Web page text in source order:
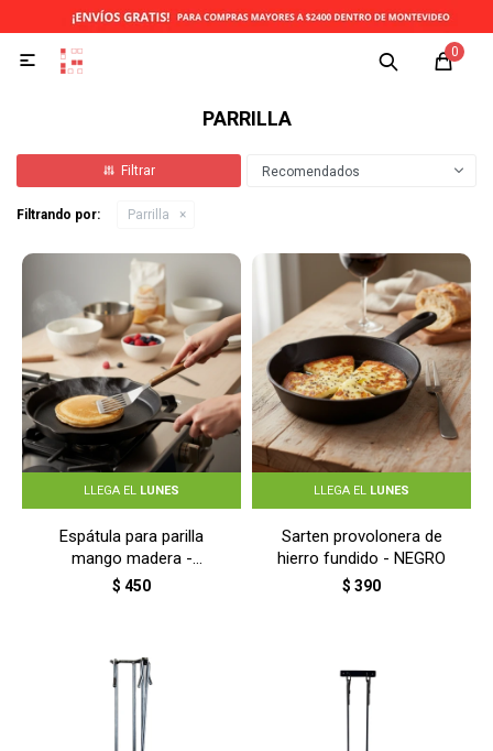
0

PARRILLA
Recomendados
Filtrando por: Parrilla
LLEGA EL LUNES
Espátula para parilla
mango madera -
PLATEADO
$ 450
LLEGA EL LUNES
Sarten provolonera de
hierro fundido - NEGRO
$ 390